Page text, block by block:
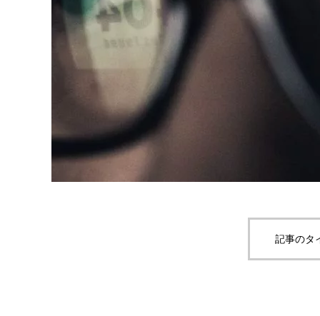
記事のタ